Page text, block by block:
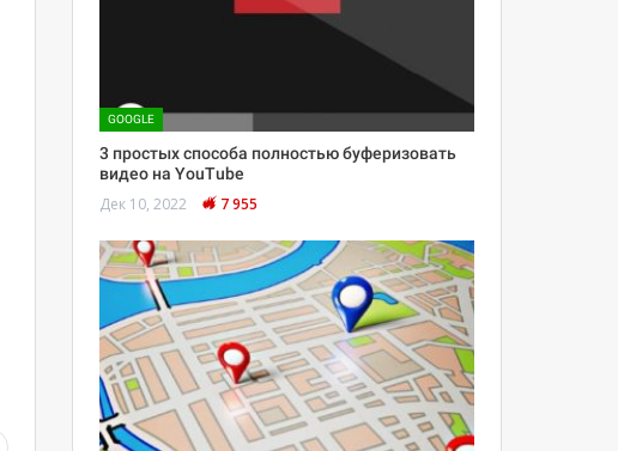
GOOGLE
3 простых способа полностью буферизовать
видео на YouTube
Дек 10, 2022 7 955